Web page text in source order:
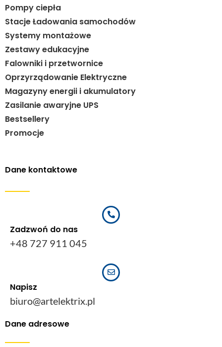
Pompy ciepła
Stacje Ładowania samochodów
Systemy montażowe
Zestawy edukacyjne
Falowniki i przetwornice
Oprzyrządowanie Elektryczne
Magazyny energii i akumulatory
Zasilanie awaryjne UPS
Bestsellery
Promocje
Dane kontaktowe
Zadzwoń do nas
+48 727 911 045
Napisz
biuro@artelektrix.pl
Dane adresowe